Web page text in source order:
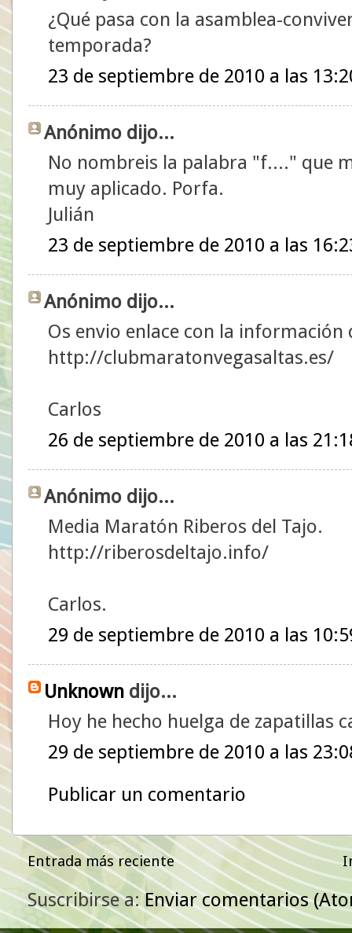
¿Qué pasa con la asamblea-
temporada?
23 de septiembre de 2010 a las
Anónimo dijo...
No nombreis la palabra "f...." que
muy aplicado. Porfa.
Julián
23 de septiembre de 2010 a las
Anónimo dijo...
Os envio enlace con la
http://clubmaratonvegasaltas.es/
Carlos
26 de septiembre de 2010 a las
Anónimo dijo...
Media Maratón Riberos del Tajo.
http://riberosdeltajo.info/
Carlos.
29 de septiembre de 2010 a las
Unknown dijo...
Hoy he hecho huelga de zapatillas
29 de septiembre de 2010 a las
Publicar un comentario
Entrada más reciente
Suscribirse a:Enviar comentarios